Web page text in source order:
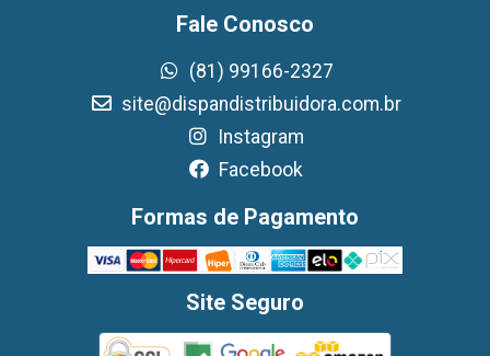
Fale Conosco
(81) 99166-2327
site@dispandistribuidora.com.br
Instagram
Facebook
Formas de Pagamento
Site Seguro